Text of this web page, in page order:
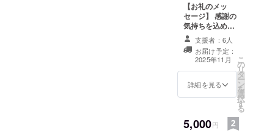
【お礼のメッ
セージ】 感謝の
気持ちを込め
て、お礼のメッ
セージをお送り
します。 ※この
リターンは5,000
円コースと同じ
内容になりま
支援者：6人
お届け予定：
2025年11月
詳細を見る
こ
の
リ
タ
ー
ン
を
選
択
す
る
5,000円